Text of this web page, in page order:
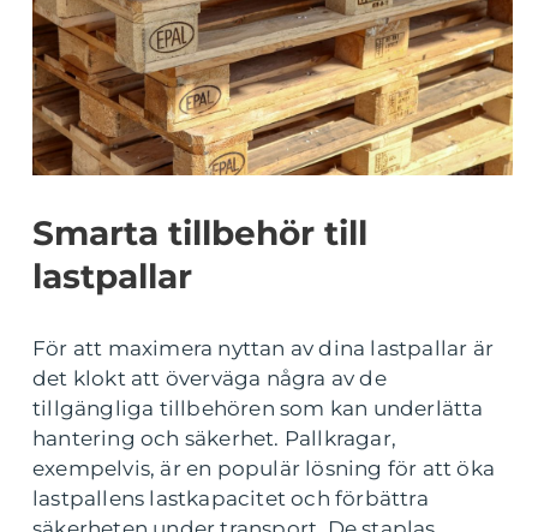
Smarta tillbehör till
lastpallar
För att maximera nyttan av dina lastpallar är
det klokt att överväga några av de
tillgängliga tillbehören som kan underlätta
hantering och säkerhet. Pallkragar,
exempelvis, är en populär lösning för att öka
lastpallens lastkapacitet och förbättra